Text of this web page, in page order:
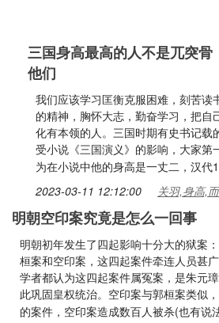
三国身高最高的人不是兀突
他们
我们应该学习匡衡克服困难，刻苦读
的精神，胸怀大志，勤奋学习，把自
化有本领的人。三国时期有史书记载
受小说《三国演义》的影响，大家第
为在小说中他的身高是一丈二，汉代
2023-03-11 12:12:00 关羽,身高,
明朝空印案究竟是怎么一回事
明朝初年发生了四起影响十分大的狱案
桓案和空印案，这四起案件牵连人员甚
学者都认为这四起案件属冤案，是朱元
此巩固皇权统治。空印案与郭桓案类似
的案件，空印案造成数百人被杀(也有说